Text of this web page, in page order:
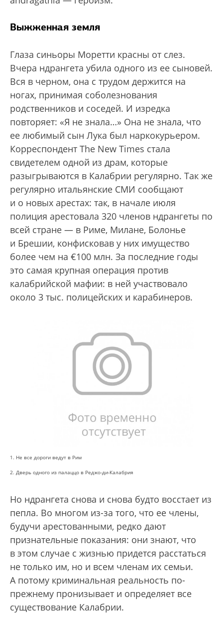
Выжженная земля
Глаза синьоры Моретти красны от слез.
Вчера ндрангета убила одного из ее сыновей.
Вся в черном, она с трудом держится на
ногах, принимая соболезнования
родственников и соседей. И изредка
повторяет: «Я не знала…» Она не знала, что
ее любимый сын Лука был наркокурьером.
Корреспондент The New Times стала
свидетелем одной из драм, которые
разыгрываются в Калабрии регулярно. Так же
регулярно итальянские СМИ сообщают
и о новых арестах: так, в начале июля
полиция арестовала 320 членов ндрангеты по
всей стране — в Риме, Милане, Болонье
и Брешии, конфисковав у них имущество
более чем на €100 млн. За последние годы
это самая крупная операция против
калабрийской мафии: в ней участвовало
около 3 тыс. полицейских и карабинеров.
1. Не все дороги ведут в Рим
2. Дверь одного из палаццо в Реджо-ди-Калабрия
Но ндрангета снова и снова будто восстает из
пепла. Во многом из-за того, что ее члены,
будучи арестованными, редко дают
признательные показания: они знают, что
в этом случае с жизнью придется расстаться
не только им, но и всем членам их семьи.
А потому криминальная реальность по-
прежнему пронизывает и определяет все
существование Калабрии.